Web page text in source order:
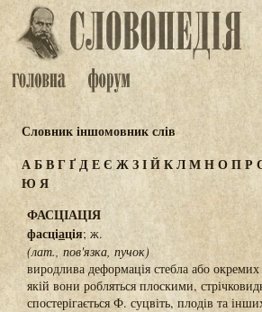
Словник іншомовник слів
АБВГҐДЕЄ ЖЗІЙКЛМНОПР
Ю Я
ФАСЦІАЦІЯ
фасціація; ж.
(лат., пов'язка, пучок)
виродлива деформація стебла або
якій вони робляться плоскими,
спостерігається Ф. суцвіть, плодів та